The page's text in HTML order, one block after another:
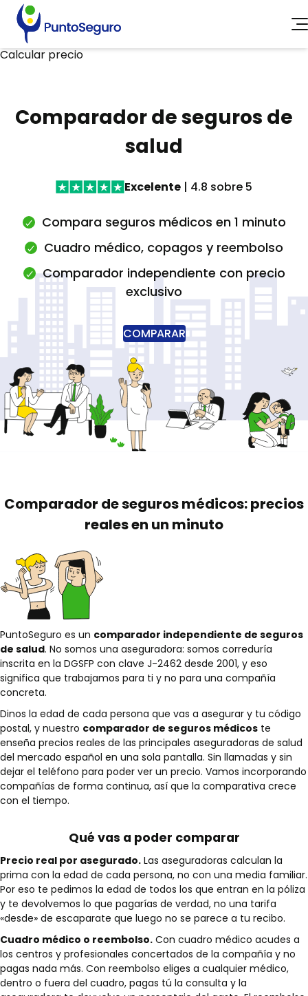
Seguros de vida
Seguros de vida baratos
Precio del seguro de vida
Calculadora de capital
Seguros de salud
AXA by PuntoSeguro
Guía de seguros de salud
Preguntas frecuentes
Puntoseguro Fit
Calcular precio
Comparador de seguros de
salud
Excelente | 4.8 sobre 5
Compara seguros médicos en 1 minuto
Cuadro médico, copagos y reembolso
Comparador independiente con precio
exclusivo
COMPARAR
Comparador de seguros médicos: precios
reales en un minuto
PuntoSeguro es un comparador independiente de seguros
de salud. No somos una aseguradora: somos correduría
inscrita en la DGSFP con clave J-2462 desde 2001, y eso
significa que trabajamos para ti y no para una compañía
concreta.
Dinos la edad de cada persona que vas a asegurar y tu código
postal, y nuestro comparador de seguros médicos te
enseña precios reales de las principales aseguradoras de salud
del mercado español en una sola pantalla. Sin llamadas y sin
dejar el teléfono para poder ver un precio. Vamos incorporando
compañías de forma continua, así que la comparativa crece
con el tiempo.
Qué vas a poder comparar
Precio real por asegurado. Las aseguradoras calculan la
prima con la edad de cada persona, no con una media familiar.
Por eso te pedimos la edad de todos los que entran en la póliza
y te devolvemos lo que pagarías de verdad, no una tarifa
«desde» de escaparate que luego no se parece a tu recibo.
Cuadro médico o reembolso. Con cuadro médico acudes a
los centros y profesionales concertados de la compañía y no
pagas nada más. Con reembolso eliges a cualquier médico,
dentro o fuera del cuadro, pagas tú la consulta y la